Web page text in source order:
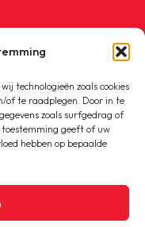
technologieën zoals cookies
of te raadplegen. Door in te
zoals surfgedrag of
toestemming geeft of uw
hebben op bepaalde